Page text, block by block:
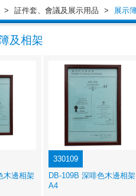
> 証件套、會議及展示用品 > 展示
及相架
木邊相架
330109
DB-109B 深啡色木邊相架
A4